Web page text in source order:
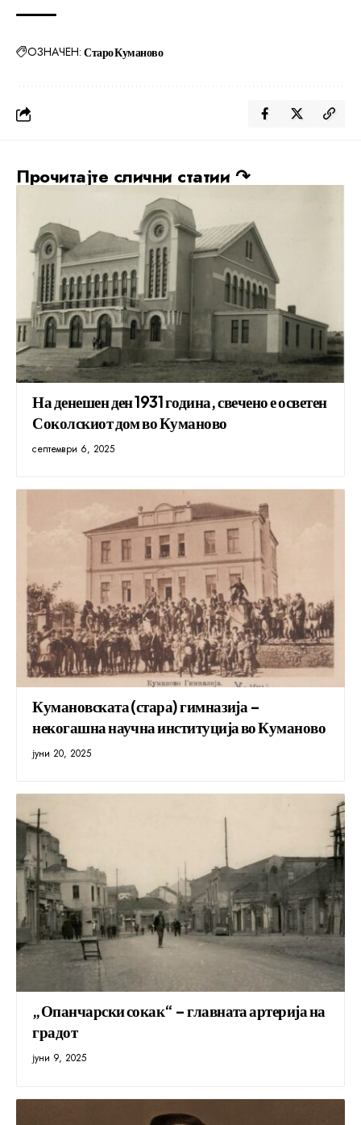
ОЗНАЧЕН: Старо Куманово
Прочитајте слични статии ↷
На денешен ден 1931 година, свечено е осветен
Соколскиот дом во Куманово
септември 6, 2025
Кумановската (стара) гимназија –
некогашна научна институција во Куманово
јуни 20, 2025
„Опанчарски сокак“ – главната артерија на
градот
јуни 9, 2025